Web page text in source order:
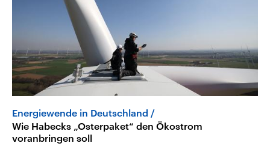
Energiewende in Deutschland
Wie Habecks „Osterpaket“ den Ökostrom
voranbringen soll